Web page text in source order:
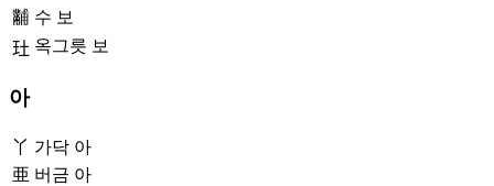
黼 수 보
𤣰 옥그릇 보
아
丫 가닥 아
亜 버금 아